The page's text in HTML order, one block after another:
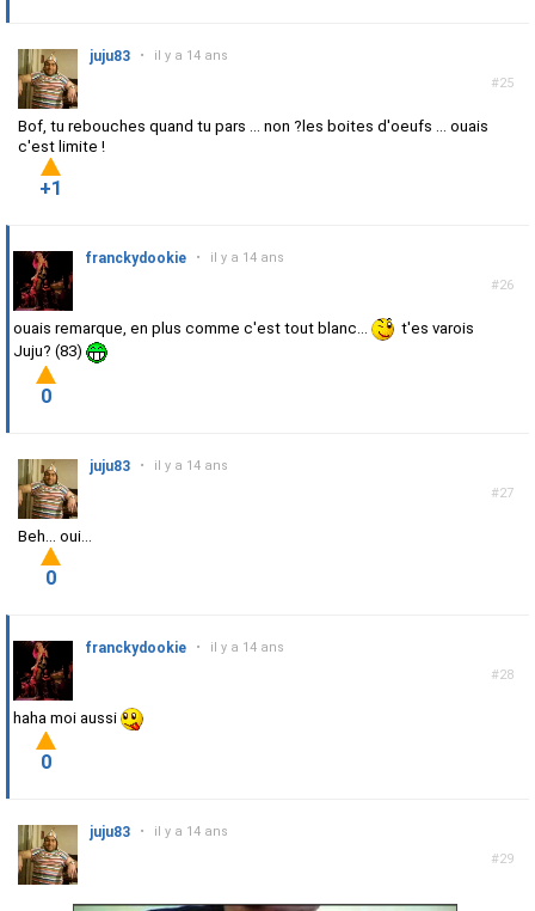
#25
juju83 • il y a 14 ans
Bof, tu rebouches quand tu pars ... non ?les boites d'oeufs ... ouais
c'est limite !
+1
#26
franckydookie • il y a 14 ans
ouais remarque, en plus comme c'est tout blanc...
t'es varois
Juju? (83)
0
#27
juju83 • il y a 14 ans
Beh... oui...
0
#28
franckydookie • il y a 14 ans
haha moi aussi
0
#29
juju83 • il y a 14 ans